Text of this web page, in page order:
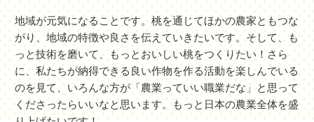
地域が元気になることです。桃を通じてほかの農家ともつな
がり、地域の特徴や良さを伝えていきたいです。そして、も
っと技術を磨いて、もっとおいしい桃をつくりたい！さら
に、私たちが納得できる良い作物を作る活動を楽しんでいる
のを見て、いろんな方が「農業っていい職業だな」と思って
くださったらいいなと思います。もっと日本の農業全体を盛